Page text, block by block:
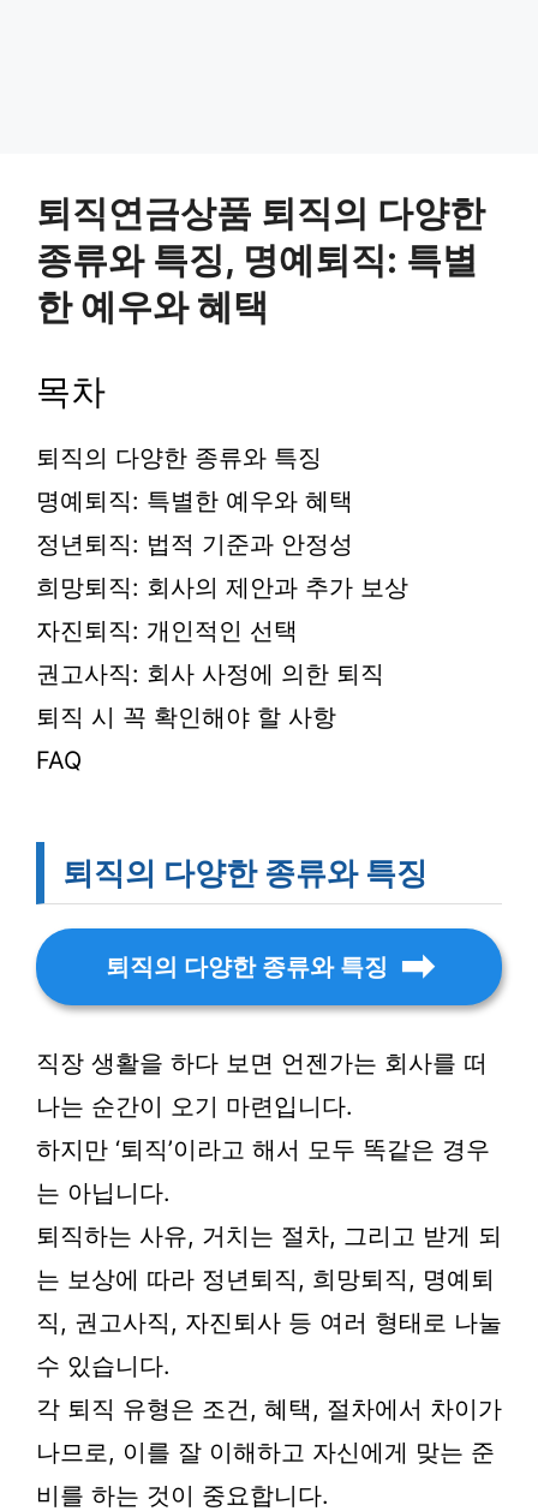
퇴직연금상품 퇴직의 다양한
종류와 특징, 명예퇴직: 특별
한 예우와 혜택
목차
퇴직의 다양한 종류와 특징
명예퇴직: 특별한 예우와 혜택
정년퇴직: 법적 기준과 안정성
희망퇴직: 회사의 제안과 추가 보상
자진퇴직: 개인적인 선택
권고사직: 회사 사정에 의한 퇴직
퇴직 시 꼭 확인해야 할 사항
FAQ
퇴직의 다양한 종류와 특징
퇴직의 다양한 종류와 특징
직장 생활을 하다 보면 언젠가는 회사를 떠
나는 순간이 오기 마련입니다.
하지만 ‘퇴직’이라고 해서 모두 똑같은 경우
는 아닙니다.
퇴직하는 사유, 거치는 절차, 그리고 받게 되
는 보상에 따라 정년퇴직, 희망퇴직, 명예퇴
직, 권고사직, 자진퇴사 등 여러 형태로 나눌
수 있습니다.
각 퇴직 유형은 조건, 혜택, 절차에서 차이가
나므로, 이를 잘 이해하고 자신에게 맞는 준
비를 하는 것이 중요합니다.